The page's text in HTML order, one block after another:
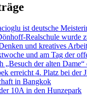
ist deutsche
Realschule wurde
und kreatives
und am Tag der
„Besuch der alten
erreicht 4. Platz bei der
in Bangkok
10A in den Hunzepark